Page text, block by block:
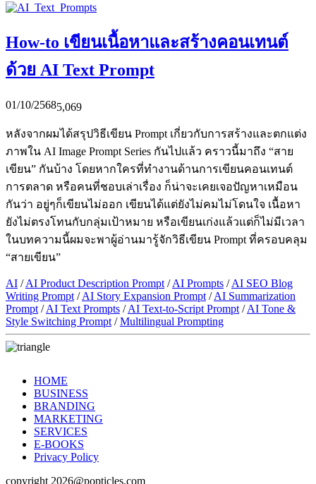
How-to เขียนเนื้อหาและสร้างคอนเทนต์
ด้วย AI Text Prompt
01/10/25685,069
หลังจากผมได้สรุปวิธีเขียน Prompt เกี่ยวกับการสร้างและตกแต่ง
ภาพใน AI Image Prompt Series กันไปแล้ว คราวนี้มาถึง “สาย
เขียน” กันบ้าง โดยหากใครที่ทำงานด้านการเขียนคอนเทนต์
การตลาด หรือคนที่ชอบเล่าเรื่อง ก็น่าจะเคยเจอปัญหาเหมือน
กันว่า อยู่ๆก็เขียนไม่ออก เขียนได้แต่ยังไม่คมไม่โดนใจ เนื้อหา
ยังไม่ตรงโทนกับกลุ่มเป้าหมาย หรือเขียนเก่งแล้วแต่ก็ไม่มีเวลา
ในบทความนี้ผมจะพาผู้อ่านมารู้จักวิธีเขียน Prompt ที่ครอบคลุม
“สายเขียน”
AI /AI Product Description Prompt /AI Prompts /AI SEO Blog
Writing Prompt /AI Story Expansion Prompt /AI Summarization
Prompt /AI Text Prompts /AI Text-to-Script Prompt /AI Tone &
Style Switching Prompt /Multilingual Prompting
HOME
BUSINESS
BRANDING
MARKETING
SERVICES
E-BOOKS
Privacy Policy
copyright 2026@popticles.com